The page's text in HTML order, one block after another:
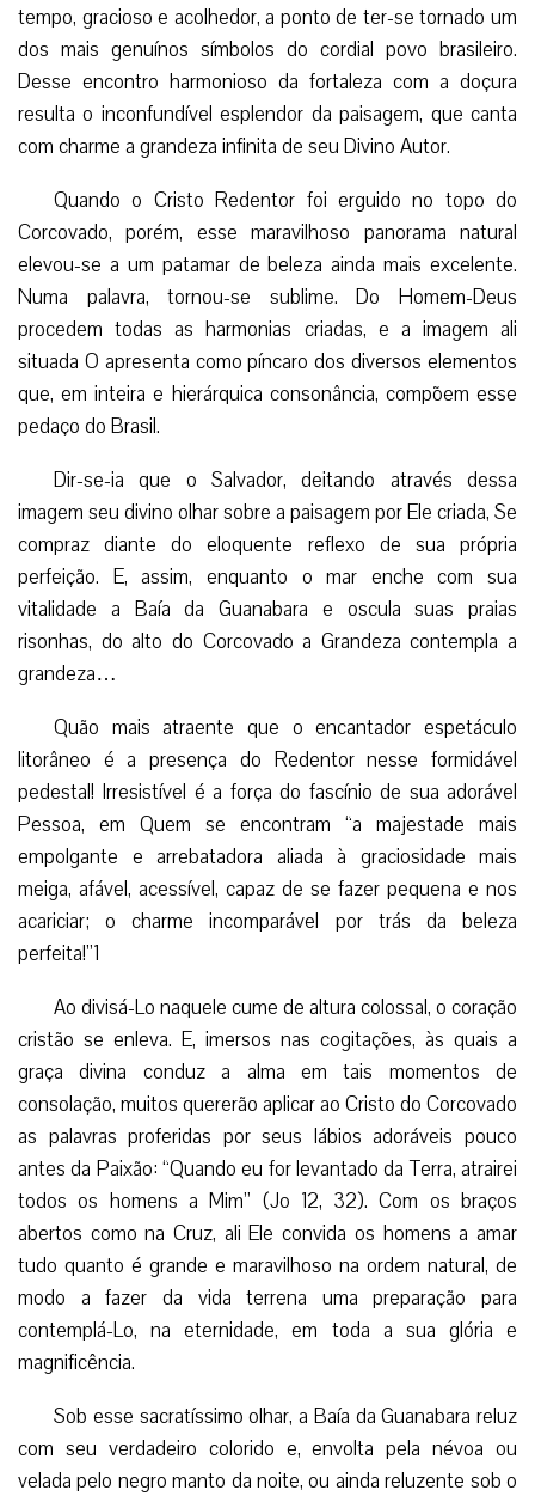
tempo, gracioso e acolhedor, a ponto de ter-se tornado um
dos mais genuínos símbolos do cordial povo brasileiro.
Desse encontro harmonioso da fortaleza com a doçura
resulta o inconfundível esplendor da paisagem, que canta
com charme a grandeza infinita de seu Divino Autor.
Quando o Cristo Redentor foi erguido no topo do
Corcovado, porém, esse maravilhoso panorama natural
elevou-se a um patamar de beleza ainda mais excelente.
Numa palavra, tornou-se sublime. Do Homem-Deus
procedem todas as harmonias criadas, e a imagem ali
situada O apresenta como píncaro dos diversos elementos
que, em inteira e hierárquica consonância, compõem esse
pedaço do Brasil.
Dir-se-ia que o Salvador, deitando através dessa
imagem seu divino olhar sobre a paisagem por Ele criada, Se
compraz diante do eloquente reflexo de sua própria
perfeição. E, assim, enquanto o mar enche com sua
vitalidade a Baía da Guanabara e oscula suas praias
risonhas, do alto do Corcovado a Grandeza contempla a
grandeza…
Quão mais atraente que o encantador espetáculo
litorâneo é a presença do Redentor nesse formidável
pedestal! Irresistível é a força do fascínio de sua adorável
Pessoa, em Quem se encontram “a majestade mais
empolgante e arrebatadora aliada à graciosidade mais
meiga, afável, acessível, capaz de se fazer pequena e nos
acariciar; o charme incomparável por trás da beleza
perfeita!”1
Ao divisá-Lo naquele cume de altura colossal, o coração
cristão se enleva. E, imersos nas cogitações, às quais a
graça divina conduz a alma em tais momentos de
consolação, muitos quererão aplicar ao Cristo do Corcovado
as palavras proferidas por seus lábios adoráveis pouco
antes da Paixão: “Quando eu for levantado da Terra, atrairei
todos os homens a Mim” (Jo 12, 32). Com os braços
abertos como na Cruz, ali Ele convida os homens a amar
tudo quanto é grande e maravilhoso na ordem natural, de
modo a fazer da vida terrena uma preparação para
contemplá-Lo, na eternidade, em toda a sua glória e
magnificência.
Sob esse sacratíssimo olhar, a Baía da Guanabara reluz
com seu verdadeiro colorido e, envolta pela névoa ou
velada pelo negro manto da noite, ou ainda reluzente sob o